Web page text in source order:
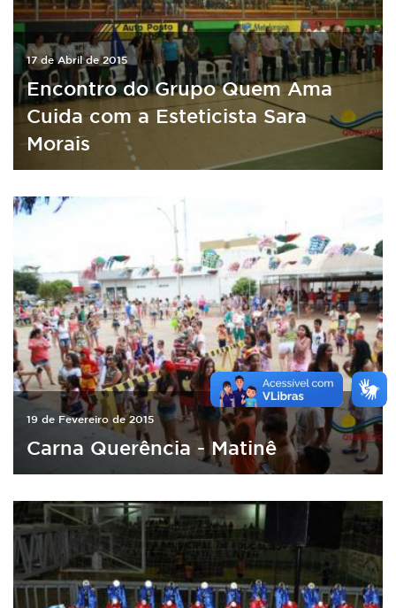
17 de Abril de 2015
Encontro do Grupo Quem Ama
Cuida com a Esteticista Sara
Morais
19 de Fevereiro de 2015
Carna Querência - Matinê